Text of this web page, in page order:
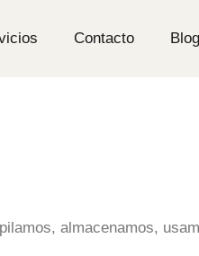
Contacto
almacenamos,